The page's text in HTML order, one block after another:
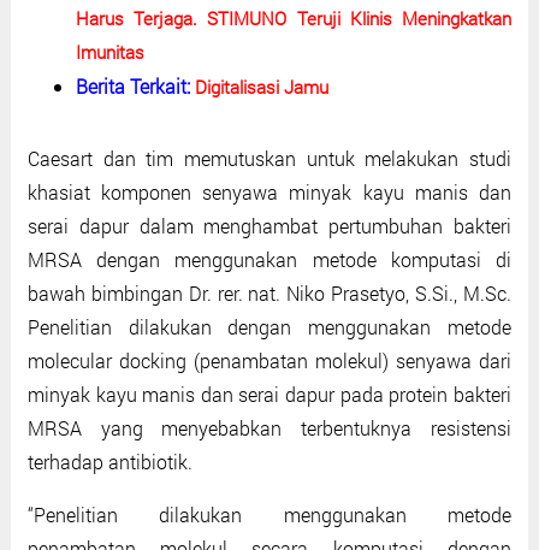
Harus Terjaga. STIMUNO Teruji Klinis Meningkatkan
Imunitas
Berita Terkait: Digitalisasi Jamu
Caesart dan tim memutuskan untuk melakukan studi
khasiat komponen senyawa minyak kayu manis dan
serai dapur dalam menghambat pertumbuhan bakteri
MRSA dengan menggunakan metode komputasi di
bawah bimbingan Dr. rer. nat. Niko Prasetyo, S.Si., M.Sc.
Penelitian dilakukan dengan menggunakan metode
molecular docking (penambatan molekul) senyawa dari
minyak kayu manis dan serai dapur pada protein bakteri
MRSA yang menyebabkan terbentuknya resistensi
terhadap antibiotik.
“Penelitian dilakukan menggunakan metode